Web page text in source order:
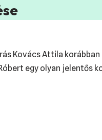
Kovács Attila
egy olyan jelentős